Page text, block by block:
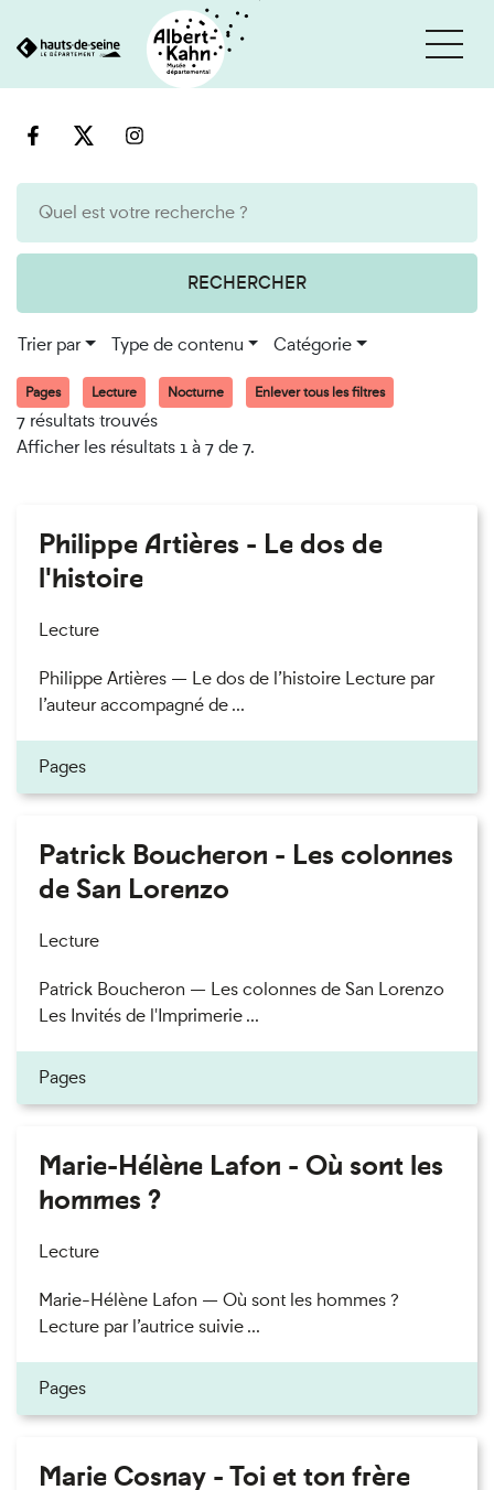
au
RECHERCHER
Trier par Type de contenu Catégorie
Pages Lecture Nocturne Enlever tous les filtres
7 résultats trouvés
Afficher les résultats 1 à 7 de 7.
Philippe Artières - Le dos de
l'histoire
Lecture
Philippe Artières — Le dos de l’histoire Lecture par
l’auteur accompagné de ...
Pages
Patrick Boucheron - Les colonnes
de San Lorenzo
Lecture
Patrick Boucheron — Les colonnes de San Lorenzo
Les Invités de l'Imprimerie ...
Pages
Marie-Hélène Lafon - Où sont les
hommes ?
Lecture
Marie-Hélène Lafon — Où sont les hommes ?
Lecture par l’autrice suivie ...
Pages
Marie Cosnay - Toi et ton frère
Cookies et traceurs utilisés sur ce site